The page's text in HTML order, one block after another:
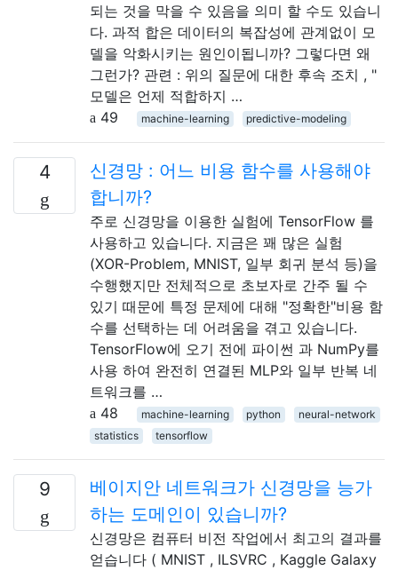
되는 것을 막을 수 있음을 의미 할 수도 있습니
다. 과적 합은 데이터의 복잡성에 관계없이 모
델을 악화시키는 원인이됩니까? 그렇다면 왜
그런가? 관련 : 위의 질문에 대한 후속 조치 , "
모델은 언제 적합하지 …
49
machine-learning predictive-modeling
4
신경망 : 어느 비용 함수를 사용해야
합니까?
주로 신경망을 이용한 실험에 TensorFlow 를
사용하고 있습니다. 지금은 꽤 많은 실험
(XOR-Problem, MNIST, 일부 회귀 분석 등)을
수행했지만 전체적으로 초보자로 간주 될 수
있기 때문에 특정 문제에 대해 "정확한"비용 함
수를 선택하는 데 어려움을 겪고 있습니다.
TensorFlow에 오기 전에 파이썬 과 NumPy를
사용 하여 완전히 연결된 MLP와 일부 반복 네
트워크를 …
48
machine-learning python
neural-network
statistics
tensorflow
9
베이지안 네트워크가 신경망을 능가
하는 도메인이 있습니까?
신경망은 컴퓨터 비전 작업에서 최고의 결과를
얻습니다 ( MNIST , ILSVRC , Kaggle Galaxy